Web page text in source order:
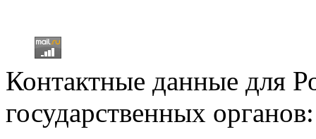
Контактные данные для
государственных